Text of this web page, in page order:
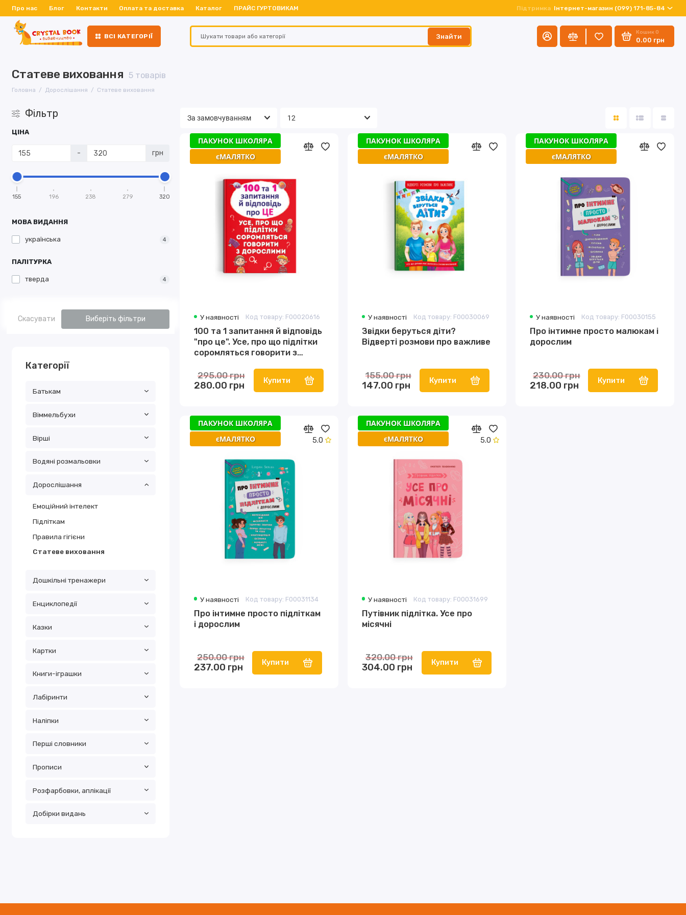
Про нас Блог Контакти Оплата та доставка Каталог ПРАЙС ГУРТОВИКАМ Підтримка Інтернет-магазин (099) 171-85-84
ВСІ КАТЕГОРІЇ Знайти
Кошик0
0.00 грн
Статеве виховання 5 товарів
Головна Дорослішання Статеве виховання
Фільтр
ЦІНА
- грн
155 196 238 279 320
МОВА ВИДАННЯ
українська 4
ПАЛІТУРКА
тверда 4
Скасувати Виберіть фільтри
Категорії
Батькам
Віммельбухи
Вірші
Водяні розмальовки
Дорослішання
Емоційний інтелект
Підліткам
Правила гігієни
Статеве виховання
Дошкільні тренажери
Енциклопедії
Казки
Картки
Книги-іграшки
Лабіринти
Наліпки
Перші словники
Прописи
Розфарбовки, аплікації
Добірки видань
У наявності Код товару: F00020616
100 та 1 запитання й відповідь
"про це". Усе, про що підлітки
соромляться говорити з
ПАКУНОК ШКОЛЯРА
єМАЛЯТКО
280.00 грн
295.00 грн Купити
У наявності Код товару: F00030069
Звідки беруться діти?
Відверті розмови про важливе
ПАКУНОК ШКОЛЯРА
єМАЛЯТКО
147.00 грн
155.00 грн Купити
У наявності Код товару: F00030155
Про інтимне просто малюкам і
дорослим
ПАКУНОК ШКОЛЯРА
єМАЛЯТКО
218.00 грн
230.00 грн Купити
5.0
У наявності Код товару: F00031134
Про інтимне просто підліткам
і дорослим
ПАКУНОК ШКОЛЯРА
єМАЛЯТКО
237.00 грн
250.00 грн Купити
5.0
У наявності Код товару: F00031699
Путівник підлітка. Усе про
місячні
ПАКУНОК ШКОЛЯРА
єМАЛЯТКО
304.00 грн
320.00 грн Купити